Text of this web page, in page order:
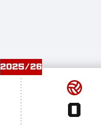
2025/26
0